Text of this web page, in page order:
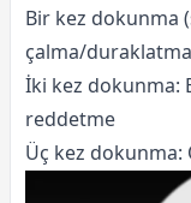
Bir kez dokunma
çalma/
İki kez dokunma:
reddetme
Üç kez dokunma: